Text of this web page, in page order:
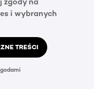
i wybranych
TREŚCI